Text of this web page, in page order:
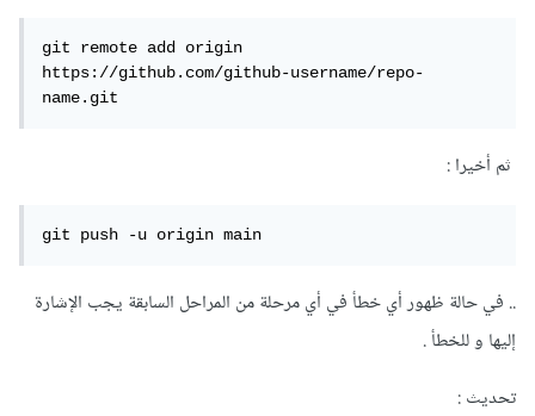
git remote add origin
https://github.com/github-username/repo-
name.git
ثم أخيرا :
git push -u origin main
.. في حالة ظهور أي خطأ في أي مرحلة من المراحل السابقة يجب الإشارة
إليها و للخطأ .
تحديث :